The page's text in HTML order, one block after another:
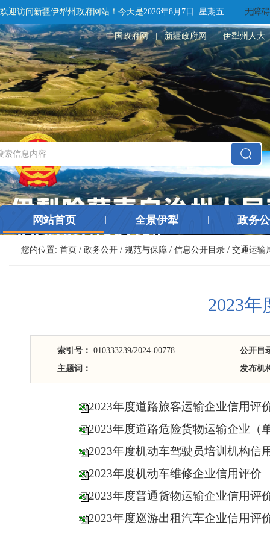
欢迎访问新疆伊犁州政府网站！ 今天是2026年8月7日 星期五 无障碍
中国政府网 | 新疆政府网 | 伊犁州人大
网站首页 全景伊犁 政务
您的位置: 首页 / 政务公开 / 规范与保障 / 信息公开目录 / 交通运输
2023
索引号： 010333239/2024-00778
公开目
主题词：
发布机
2023年度道路旅客运输企业信用评
2023年度道路危险货物运输企业（
2023年度机动车驾驶员培训机构信
2023年度机动车维修企业信用评价
2023年度普通货物运输企业信用评
2023年度巡游出租汽车企业信用评